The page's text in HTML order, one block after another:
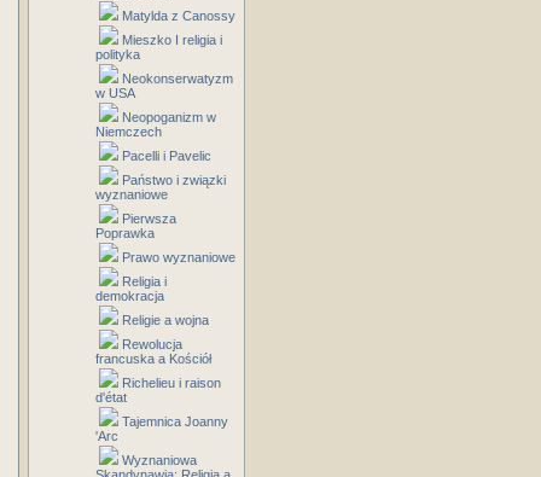
Matylda z Canossy
Mieszko I religia i
polityka
Neokonserwatyzm
w USA
Neopoganizm w
Niemczech
Pacelli i Pavelic
Państwo i związki
wyznaniowe
Pierwsza
Poprawka
Prawo wyznaniowe
Religia i
demokracja
Religie a wojna
Rewolucja
francuska a Kościół
Richelieu i raison
d'état
Tajemnica Joanny
'Arc
Wyznaniowa